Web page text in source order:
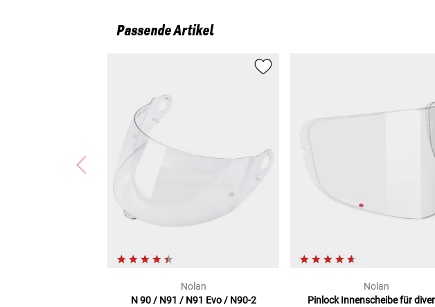
Passende Artikel
Nolan
N 90 / N91 / N91 Evo / N90-2
Nolan
Pinlock Innenscheibe für